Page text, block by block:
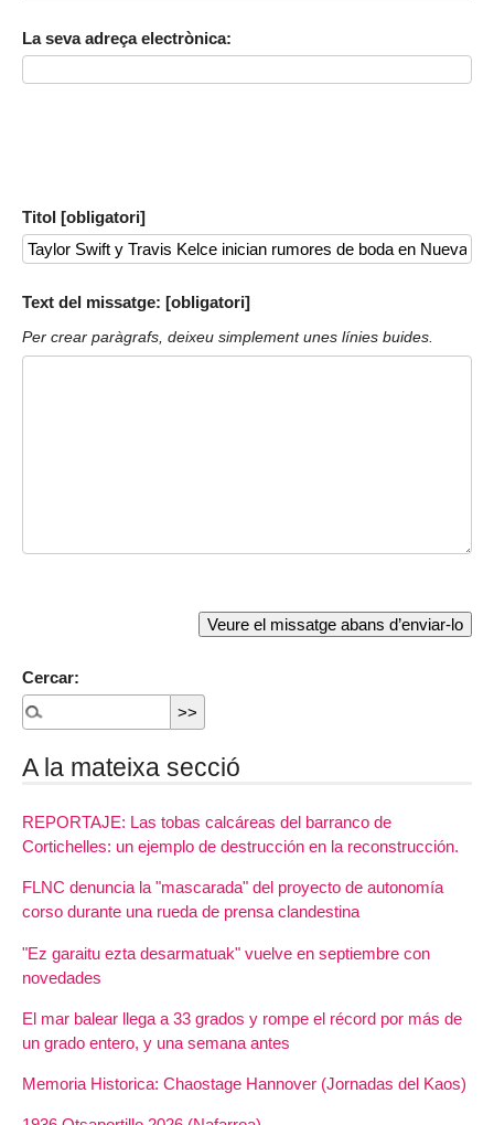
La seva adreça electrònica:
Titol [obligatori]
Text del missatge: [obligatori]
Per crear paràgrafs, deixeu simplement unes línies buides.
Cercar:
A la mateixa secció
REPORTAJE: Las tobas calcáreas del barranco de
Cortichelles: un ejemplo de destrucción en la reconstrucción.
FLNC denuncia la "mascarada" del proyecto de autonomía
corso durante una rueda de prensa clandestina
"Ez garaitu ezta desarmatuak" vuelve en septiembre con
novedades
El mar balear llega a 33 grados y rompe el récord por más de
un grado entero, y una semana antes
Memoria Historica: Chaostage Hannover (Jornadas del Kaos)